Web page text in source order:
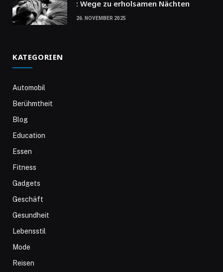
: Wege zu erholsamen Nächten
26. NOVEMBER 2025
KATEGORIEN
Automobil
Berühmtheit
Blog
Education
Essen
Fitness
Gadgets
Geschäft
Gesundheit
Lebensstil
Mode
Reisen